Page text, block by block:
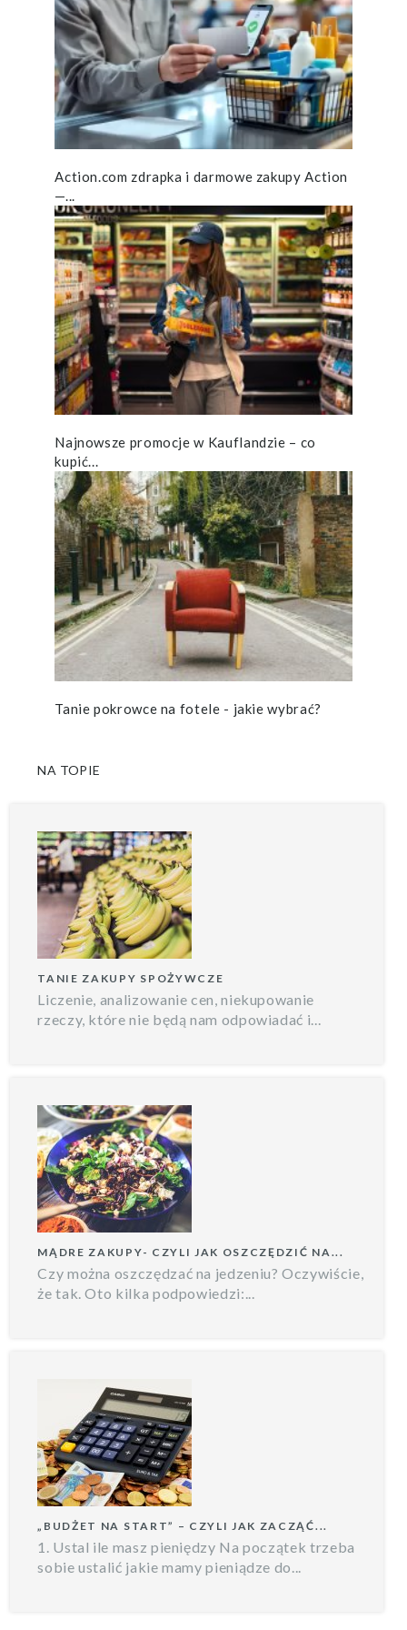
Action.com zdrapka i darmowe zakupy Action
—...
Najnowsze promocje w Kauflandzie – co
kupić...
Tanie pokrowce na fotele - jakie wybrać?
NA TOPIE
TANIE ZAKUPY SPOŻYWCZE
Liczenie, analizowanie cen, niekupowanie
rzeczy, które nie będą nam odpowiadać i...
MĄDRE ZAKUPY- CZYLI JAK OSZCZĘDZIĆ NA...
Czy można oszczędzać na jedzeniu? Oczywiście,
że tak. Oto kilka podpowiedzi:...
„BUDŻET NA START” – CZYLI JAK ZACZĄĆ...
1. Ustal ile masz pieniędzy Na początek trzeba
sobie ustalić jakie mamy pieniądze do...